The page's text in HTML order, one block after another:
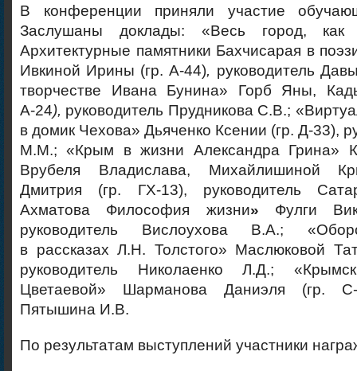
В конференции приняли участие
Заслушаны доклады: «Весь город, как
Архитектурные памятники Бахчисарая в
Ивкиной Ирины (гр. А-44), руководитель
творчестве Ивана Бунина» Горб Яны,
А-24), руководитель Прудникова С.В.;
в домик Чехова» Дьяченко Ксении (гр. Д-33),
М.М.; «Крым в жизни Александра Грина»
Врубеля Владислава, Михайлишиной
Дмитрия (гр. ГХ-13), руководитель
Ахматова Философия жизни» Фулги
руководитель Вислоухова В.А.;
в рассказах Л.Н. Толстого» Маслюковой
руководитель Николаенко Л.Д.;
Цветаевой» Шарманова Даниэля (гр. С-
Пятышина И.В.
По результатам выступлений участники